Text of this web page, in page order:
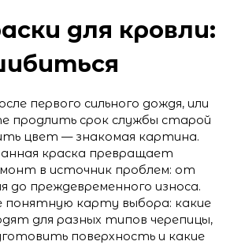
для кровли:
первого сильного дождя, или
продлить срок службы старой
цвет — знакомая картина.
краска превращает
в источник проблем: от
до преждевременного износа.
понятную карту выбора: какие
для разных типов черепицы,
поверхность и какие